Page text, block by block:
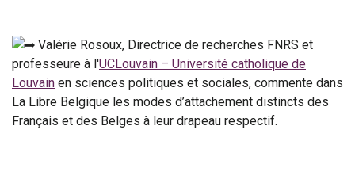
Valérie Rosoux, Directrice de recherches FNRS et
professeure à l'UCLouvain – Université catholique de
Louvain en sciences politiques et sociales, commente dans
La Libre Belgique les modes d’attachement distincts des
Français et des Belges à leur drapeau respectif.